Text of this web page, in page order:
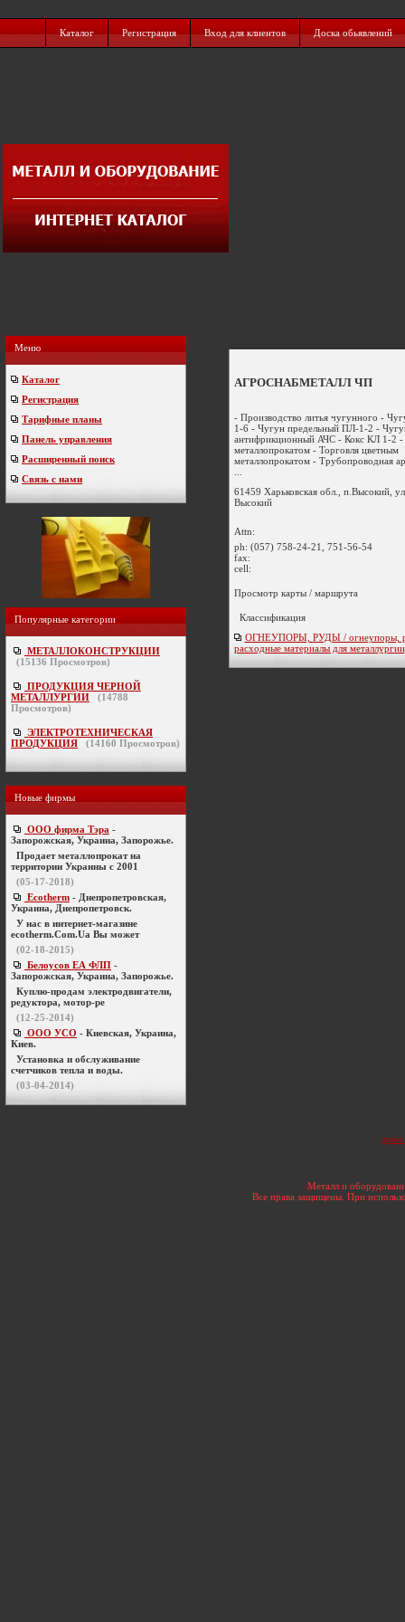
Каталог Регистрация Вход для клиентов Доска обьявлений
Меню
Каталог
Регистрация
Тарифные планы
Панель управления
Расширенный поиск
Связь с нами
Популярные категории
МЕТАЛЛОКОНСТРУКЦИИ
(15136 Просмотров)
ПРОДУКЦИЯ ЧЕРНОЙ
МЕТАЛЛУРГИИ
(14788
Просмотров)
ЭЛЕКТРОТЕХНИЧЕСКАЯ
ПРОДУКЦИЯ
(14160 Просмотров)
Новые фирмы
ООО фирма Тэра -
Запорожская, Украина, Запорожье.
Продает металлопрокат на
территории Украины с 2001
(05-17-2018)
Ecotherm - Днепропетровская,
Украина, Днепропетровск.
У нас в интернет-магазине
ecotherm.Com.Ua Вы может
(02-18-2015)
Белоусов ЕА ФЛП -
Запорожская, Украина, Запорожье.
Куплю-продам электродвигатели,
редуктора, мотор-ре
(12-25-2014)
ООО УСО - Киевская, Украина,
Киев.
Установка и обслуживание
счетчиков тепла и воды.
(03-04-2014)
АГРОСНАБМЕТАЛЛ ЧП
- Производство литья чугунного -
1-6 - Чугун предельный ПЛ-1-2 -
антифрикционный АЧС - Кокс КЛ 1-2 -
металлопрокатом - Торговля цветным
металлопрокатом - Трубопроводная
61459 Харьковская обл., п.Высокий,
Высокий
Attn:
ph: (057) 758-24-21, 751-56-54
fax:
cell:
Просмотр карты / маршрута
Классификация
ОГНЕУПОРЫ, РУДЫ / огнеупоры,
расходные материалы для металлургии
дома
Металл и
Все права защищены. При